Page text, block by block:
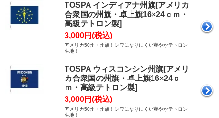
TOSPA インディアナ州旗[アメリカ
合衆国の州旗・卓上旗16×24ｃｍ・
高級テトロン製]
3,000円(税込)
アメリカ50州・州旗！シワになりにくい爽やかテトロン
生地！
TOSPA ウィスコンシン州旗[アメリ
カ合衆国の州旗・卓上旗16×24ｃ
ｍ・高級テトロン製]
3,000円(税込)
アメリカ50州・州旗！シワになりにくい爽やかテトロン
生地！